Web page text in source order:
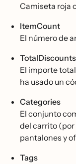
Camiseta roja
ItemCount
El número de
TotalDiscounts
El importe
ha usado un
Categories
El conjunto
del carrito (por
pantalones y
Tags